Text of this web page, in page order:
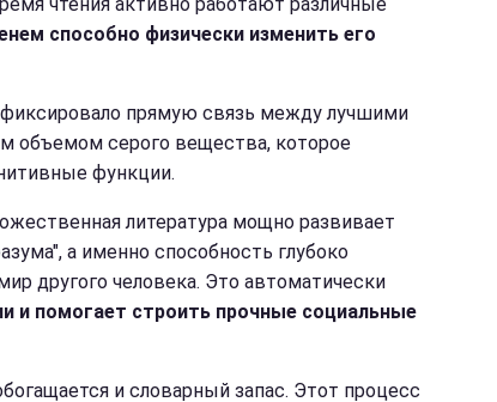
способно физически изменить его
прямую связь между лучшими
объемом серого вещества, которое
функции.
литература мощно развивает
а именно способность глубоко
другого человека. Это автоматически
и помогает строить прочные социальные
и словарный запас. Этот процесс